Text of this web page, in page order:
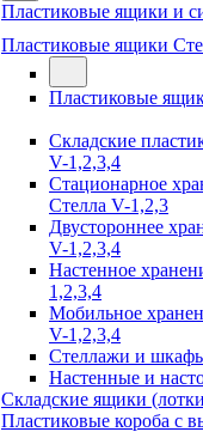
Пластиковые ящики и
Пластиковые ящики
Пластиковые
Складские
V-1,2,3,4
Стационарное
Стелла V-1,2,3
Двустороннее
V-1,2,3,4
Настенное
1,2,3,4
Мобильное
V-1,2,3,4
Стеллажи и
Настенные и
Складские ящики
Пластиковые короба с